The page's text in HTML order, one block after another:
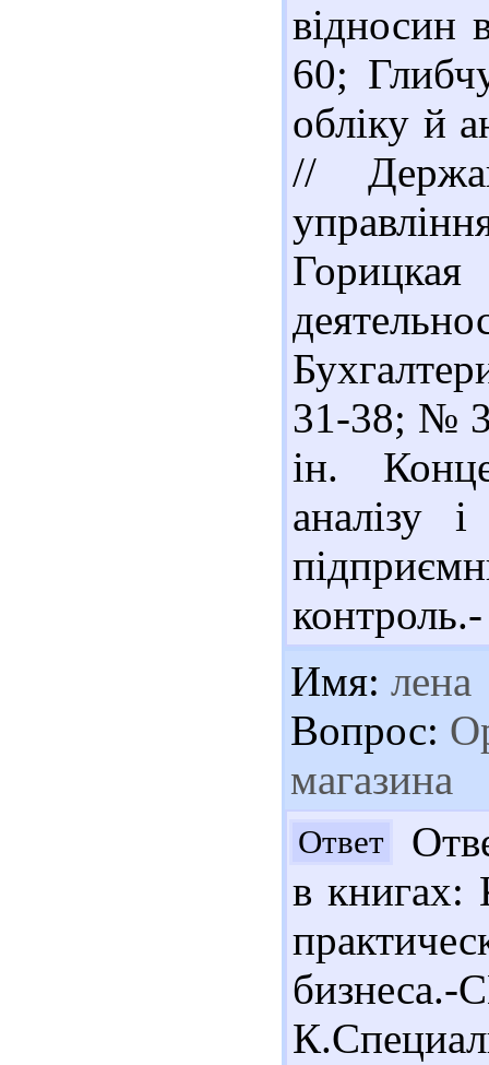
60;
обліку й
//
31-38; №
ін.
аналізу
Имя: лена
Вопрос:
магазина
Ответ
в книгах: